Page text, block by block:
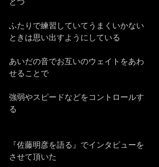
ふたりで練習していてうまくいかない
ときは思い出すようにしている
あいだの音でお互いのウェイトをあわ
せることで
強弱やスピードなどをコントロールす
る
『佐藤明彦を語る』でインタビューを
させて頂いた